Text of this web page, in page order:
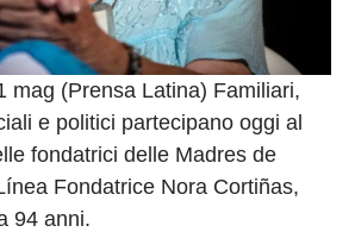
mag (Prensa Latina) Familiari,
e politici partecipano oggi al
fondatrici delle Madres de
Fondatrice Nora Cortiñas,
94 anni.